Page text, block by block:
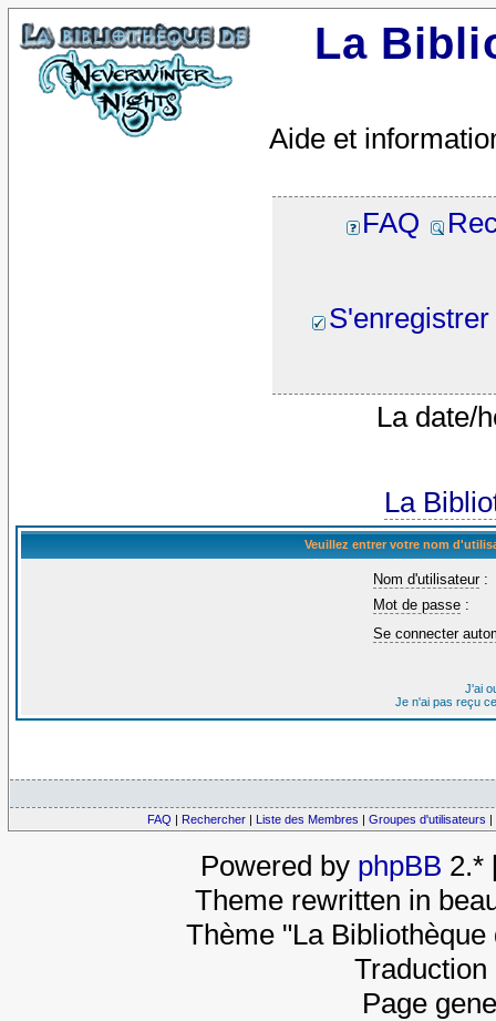
La
Aide et
FAQ
S'enregistrer
La date/
La
Veuillez entrer votre nom
Nom d'utilisateur:
Mot de passe :
Se connecter
J'ai
Je n'ai pas reçu
FAQ | Rechercher | Liste des Membres | Groupes d'utilisateurs |
Powered by phpBB 2.*
Theme rewritten in
Thème "La
Page